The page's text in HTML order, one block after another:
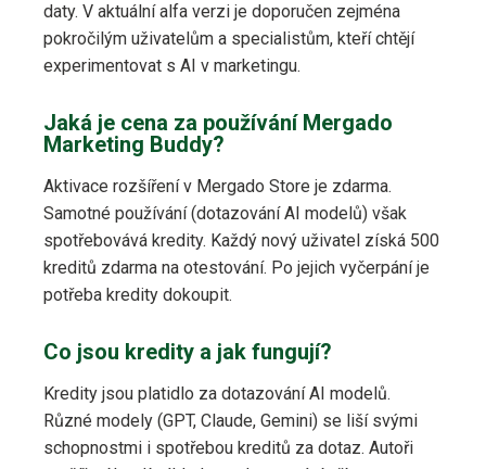
daty. V aktuální alfa verzi je doporučen zejména
pokročilým uživatelům a specialistům, kteří chtějí
experimentovat s AI v marketingu.
Jaká je cena za používání Mergado
Marketing Buddy?
Aktivace rozšíření v Mergado Store je zdarma.
Samotné používání (dotazování AI modelů) však
spotřebovává kredity. Každý nový uživatel získá 500
kreditů zdarma na otestování. Po jejich vyčerpání je
potřeba kredity dokoupit.
Co jsou kredity a jak fungují?
Kredity jsou platidlo za dotazování AI modelů.
Různé modely (GPT, Claude, Gemini) se liší svými
schopnostmi i spotřebou kreditů za dotaz. Autoři